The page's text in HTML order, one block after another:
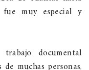
muy especial y
documental
muchas personas,